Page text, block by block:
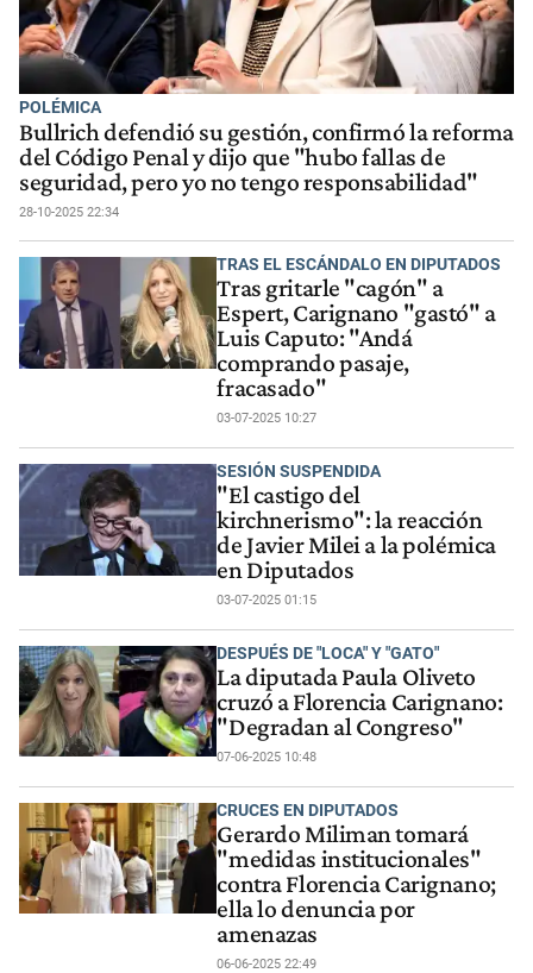
POLÉMICA
Bullrich defendió su gestión, confirmó la reforma
del Código Penal y dijo que "hubo fallas de
seguridad, pero yo no tengo responsabilidad"
28-10-2025 22:34
TRAS EL ESCÁNDALO EN DIPUTADOS
Tras gritarle "cagón" a
Espert, Carignano "gastó" a
Luis Caputo: "Andá
comprando pasaje,
fracasado"
03-07-2025 10:27
SESIÓN SUSPENDIDA
"El castigo del
kirchnerismo": la reacción
de Javier Milei a la polémica
en Diputados
03-07-2025 01:15
DESPUÉS DE "LOCA" Y "GATO"
La diputada Paula Oliveto
cruzó a Florencia Carignano:
"Degradan al Congreso"
07-06-2025 10:48
CRUCES EN DIPUTADOS
Gerardo Miliman tomará
"medidas institucionales"
contra Florencia Carignano;
ella lo denuncia por
amenazas
06-06-2025 22:49